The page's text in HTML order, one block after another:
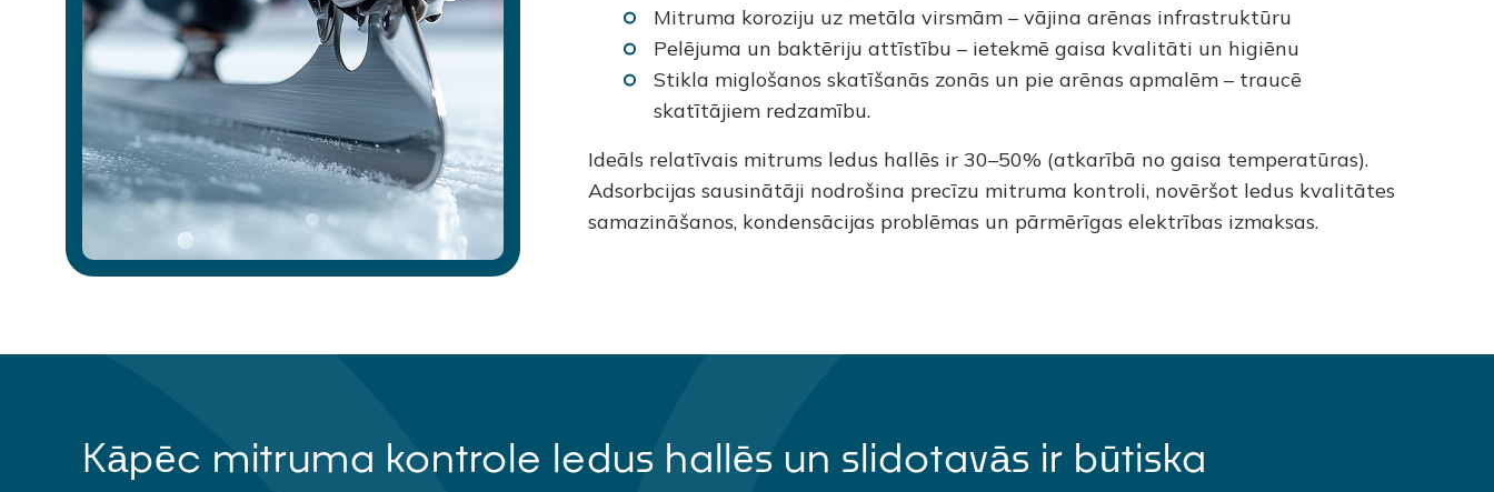
Mitruma koroziju uz metāla virsmām – vājina arēnas infrastruktūru
Pelējuma un baktēriju attīstību – ietekmē gaisa kvalitāti un higiēnu
Stikla miglošanos skatīšanās zonās un pie arēnas apmalēm – traucē
skatītājiem redzamību.
Ideāls relatīvais mitrums ledus hallēs ir 30–50% (atkarībā no gaisa temperatūras).
Adsorbcijas sausinātāji nodrošina precīzu mitruma kontroli, novēršot ledus kvalitātes
samazināšanos, kondensācijas problēmas un pārmērīgas elektrības izmaksas.
Kāpēc mitruma kontrole ledus hallēs un slidotavās ir būtiska